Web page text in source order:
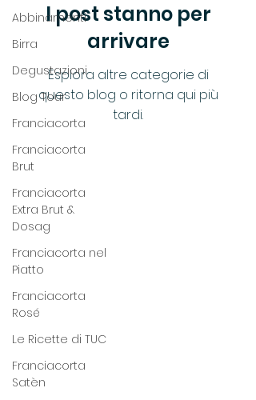
Abbinamenti
Birra
Degustazioni
Blog Tour
Franciacorta
Franciacorta
Brut
Franciacorta
Extra Brut &
Dosag
Franciacorta nel
Piatto
Franciacorta
Rosé
Le Ricette di TUC
Franciacorta
Satèn
I post stanno per
arrivare
Esplora altre categorie di
questo blog o ritorna qui più
tardi.